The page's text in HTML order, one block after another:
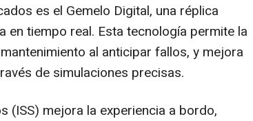
es el Gemelo Digital, una réplica
en tiempo real. Esta tecnología permite la
al anticipar fallos, y mejora
de simulaciones precisas.
(ISS) mejora la experiencia a bordo,